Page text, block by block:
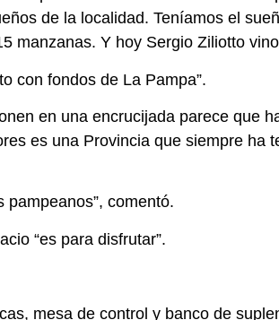
de la localidad. Teníamos el
manzanas. Y hoy Sergio Ziliotto
con fondos de La Pampa”.
en una encrucijada parece que
es una Provincia que siempre ha
comentó.
“es para disfrutar”.
mesa de control y banco de